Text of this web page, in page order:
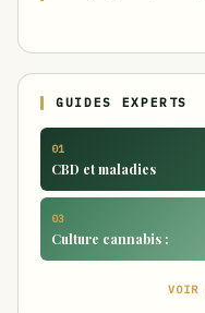
GUIDES EXPERTS
01
CBD et maladies
03
Culture cannabis :
VOIR